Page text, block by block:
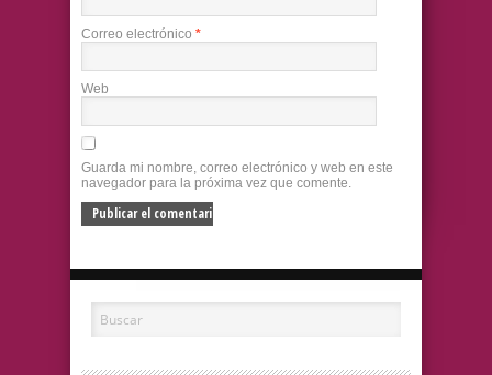
Correo electrónico *
Web
Guarda mi nombre, correo electrónico y web en este
navegador para la próxima vez que comente.